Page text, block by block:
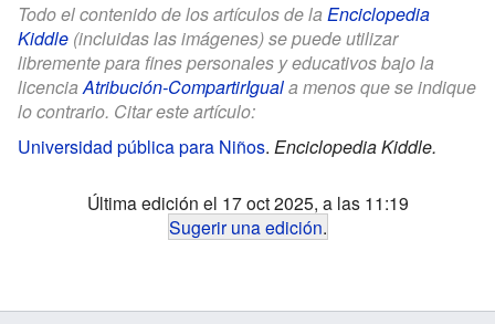
Todo el contenido de los artículos de la Enciclopedia
Kiddle (incluidas las imágenes) se puede utilizar
libremente para fines personales y educativos bajo la
licenciaAtribución-CompartirIguala menos que se indique
lo contrario. Citar este artículo:
Universidad pública para Niños. Enciclopedia Kiddle.
Última edición el 17 oct 2025, a las 11:19
Sugerir una edición.